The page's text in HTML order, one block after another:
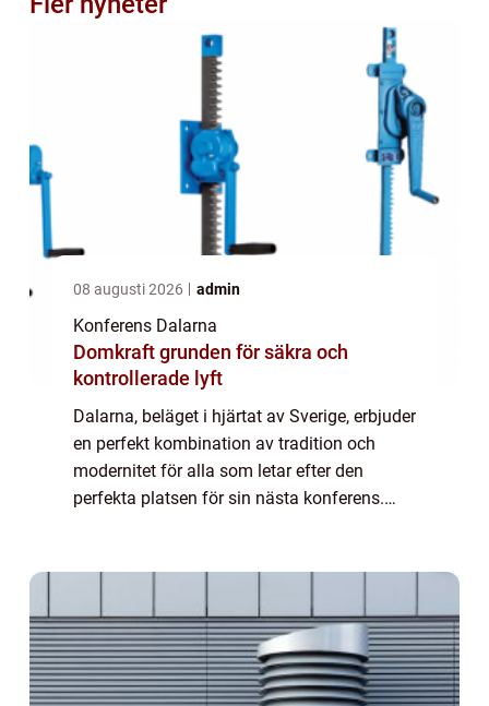
08 augusti 2026 admin
Konferens Dalarna
Domkraft grunden för säkra och
kontrollerade lyft
Dalarna, beläget i hjärtat av Sverige, erbjuder
en perfekt kombination av tradition och
modernitet för alla som letar efter den
perfekta platsen för sin nästa konferens.